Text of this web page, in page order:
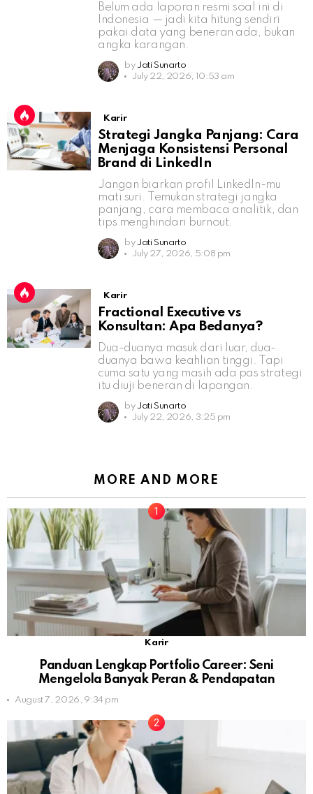
Belum ada laporan resmi soal ini di
Indonesia — jadi kita hitung sendiri
pakai data yang beneran ada, bukan
angka karangan.
by Jati Sunarto
July 22, 2026, 10:53 am
Karir
Strategi Jangka Panjang: Cara
Menjaga Konsistensi Personal
Brand di LinkedIn
Jangan biarkan profil LinkedIn-mu
mati suri. Temukan strategi jangka
panjang, cara membaca analitik, dan
tips menghindari burnout.
by Jati Sunarto
July 27, 2026, 5:08 pm
Karir
Fractional Executive vs
Konsultan: Apa Bedanya?
Dua-duanya masuk dari luar, dua-
duanya bawa keahlian tinggi. Tapi
cuma satu yang masih ada pas strategi
itu diuji beneran di lapangan.
by Jati Sunarto
July 22, 2026, 3:25 pm
MORE AND MORE
Karir
Panduan Lengkap Portfolio Career: Seni
Mengelola Banyak Peran & Pendapatan
August 7, 2026, 9:34 pm